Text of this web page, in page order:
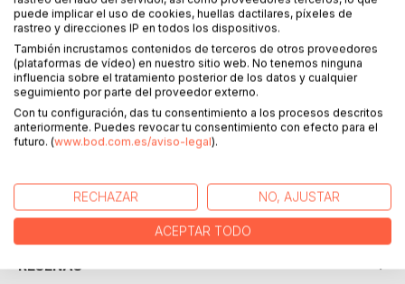
DESCRIPCIÓN
La Casa Viviente Shiastemback De Cine Escrito de Ficción
EN LA PRENSA
RESEÑAS
puede implicar el uso de cookies, huellas dactilares, píxeles de
rastreo y direcciones IP en todos los dispositivos.
También incrustamos contenidos de terceros de otros proveedores
(plataformas de vídeo) en nuestro sitio web. No tenemos ninguna
influencia sobre el tratamiento posterior de los datos y cualquier
seguimiento por parte del proveedor externo.
Con tu configuración, das tu consentimiento a los procesos descritos
anteriormente. Puedes revocar tu consentimiento con efecto para el
futuro. (www.bod.com.es/aviso-legal).
RECHAZAR NO, AJUSTAR
ACEPTAR TODO